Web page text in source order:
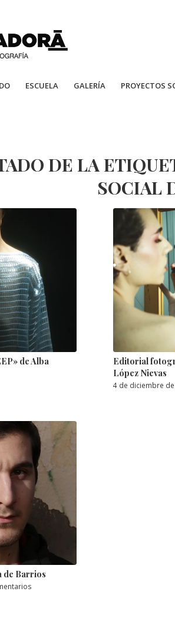
ESCUELA GALERÍA PROYECTOS
DE LA
SOCIAL
de Alba
Editorial
López Nievas
4 de diciembre
de Barrios